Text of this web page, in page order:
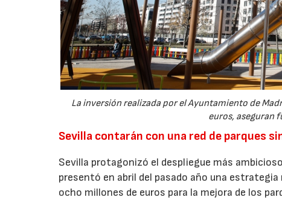
La inversión realizada por el Ayuntamiento de
euros, aseguran
Sevilla contarán con una red de parques
Sevilla protagonizó el despliegue más
presentó en abril del pasado año una
ocho millones de euros para la mejora de los